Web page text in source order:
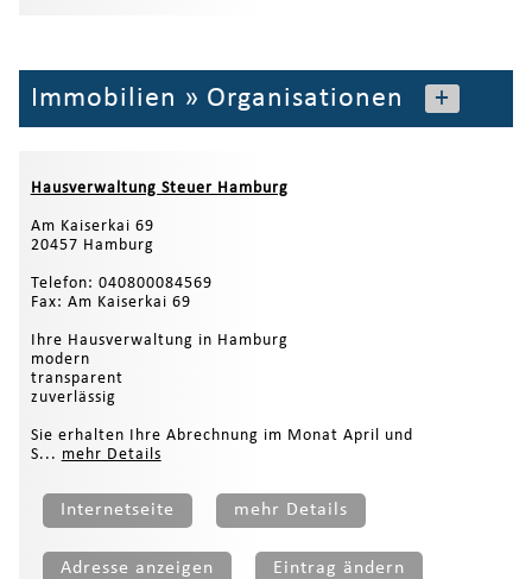
Immobilien » Organisationen +
Hausverwaltung Steuer Hamburg
Am Kaiserkai 69
20457 Hamburg
Telefon: 040800084569
Fax: Am Kaiserkai 69
Ihre Hausverwaltung in Hamburg
modern
transparent
zuverlässig
Sie erhalten Ihre Abrechnung im Monat April und
S... mehr Details
Internetseite mehr Details
Adresse anzeigen Eintrag ändern